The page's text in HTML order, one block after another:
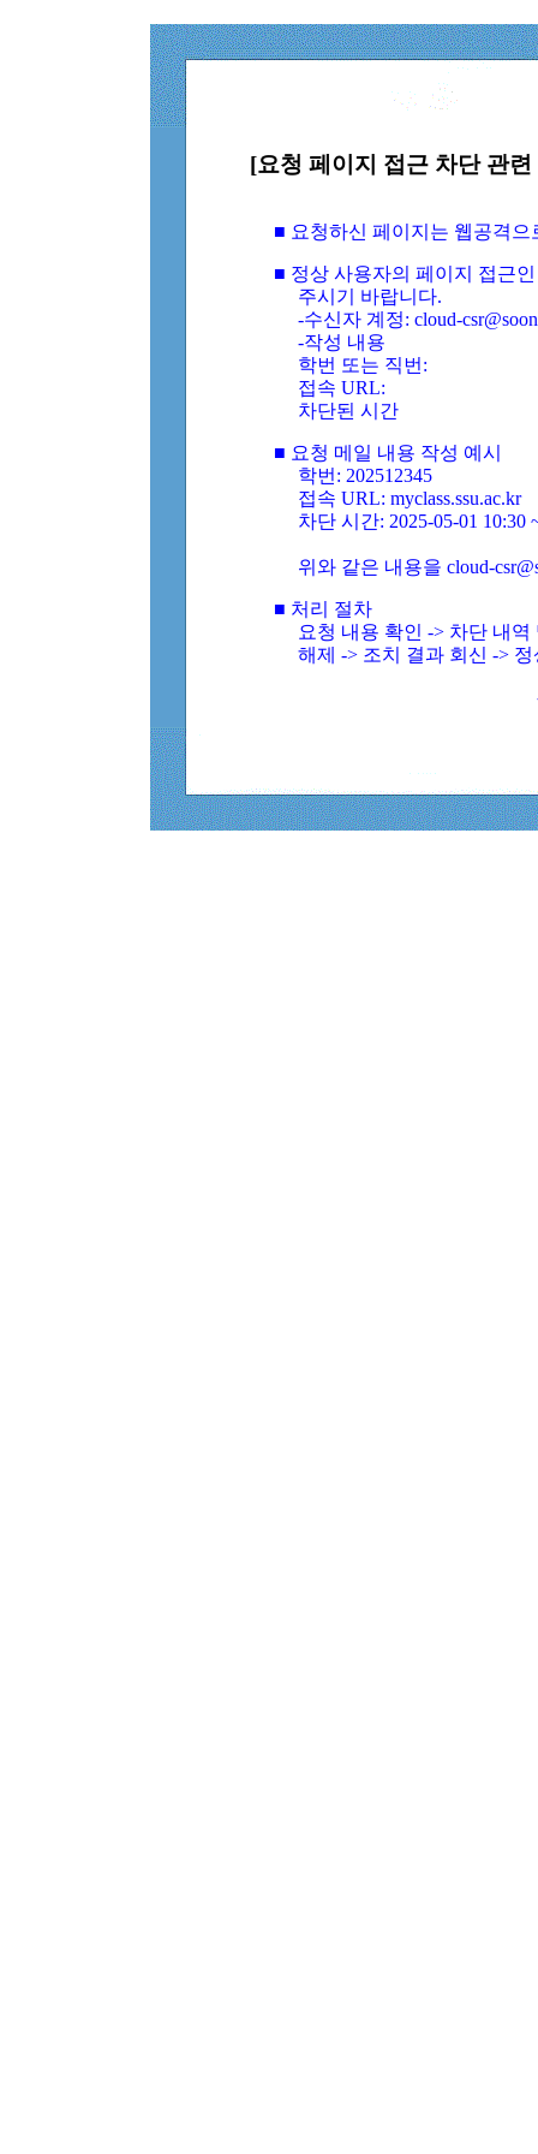
[요청 페이지 접근 차단 관
■ 요청하신 페이지는 웹공격
■ 정상 사용자의 페이지 접근
주시기 바랍니다.
-수신자 계정: cloud-
-작성 내용
학번 또는 직번:
접속 URL:
차단된 시간
■ 요청 메일 내용 작성 예시
학번: 202512345
접속 URL: myclass.ssu.ac.kr
차단 시간: 2025-05-01 10:30
위와 같은 내용을 cloud-
■ 처리 절차
요청 내용 확인 -> 차단 내
해제 -> 조치 결과 회신 ->